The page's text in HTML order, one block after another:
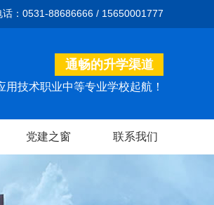
话：0531-88686666 / 15650001777
通畅的升学渠道
用技术职业中等专业学校起航！
党建之窗 联系我们